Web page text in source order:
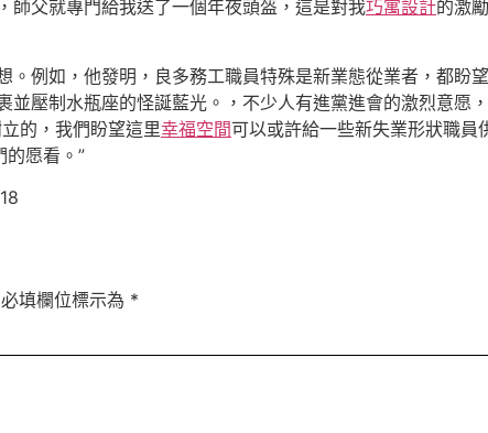
師父就專門給我送了一個年夜頭盔，這是對我巧寓設計的激
。例如，他發明，良多務工職員特殊是新業態從業者，都盼
並壓制水瓶座的怪誕藍光。，不少人有進黨進會的激烈意愿
的，我們盼望這里幸福空間可以或許給一些新失業形狀職員
的愿看。”
必填欄位標示為 *